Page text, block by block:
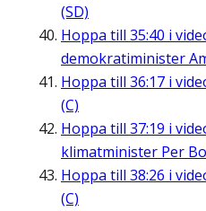
(SD)
Hoppa till 35:40 i
demokratiminister
Hoppa till 36:17 i
(C)
Hoppa till 37:19 i
klimatminister Per
Hoppa till 38:26 i
(C)